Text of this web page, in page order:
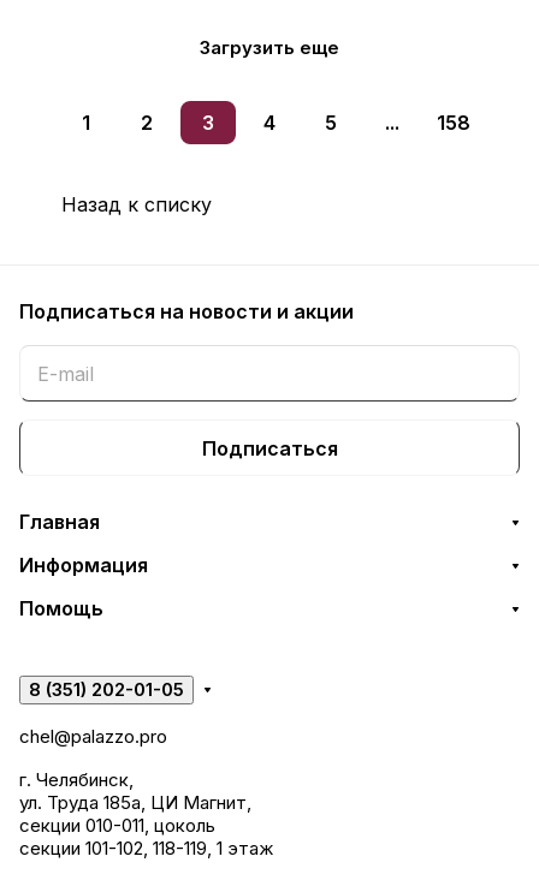
Загрузить еще
1 2 3 4 5 ... 158
Назад к списку
Подписаться на новости и акции
Подписаться
Главная
Информация
Помощь
8 (351) 202-01-05
chel@palazzo.pro
г. Челябинск,
ул. Труда 185а, ЦИ Магнит,
секции 010-011, цоколь
секции 101-102, 118-119, 1 этаж